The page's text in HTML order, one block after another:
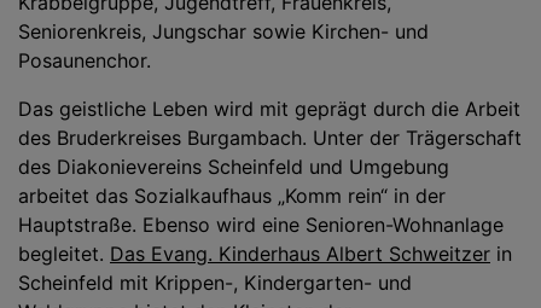
Seniorenkreis, Jungschar sowie Kirchen- und
Posaunenchor.
Das geistliche Leben wird mit geprägt durch die Arbeit
des Bruderkreises Burgambach. Unter der Trägerschaft
des Diakonievereins Scheinfeld und Umgebung
arbeitet das Sozialkaufhaus „Komm rein“ in der
Hauptstraße. Ebenso wird eine Senioren-Wohnanlage
begleitet. Das Evang. Kinderhaus Albert Schweitzer in
Scheinfeld mit Krippen-, Kindergarten- und